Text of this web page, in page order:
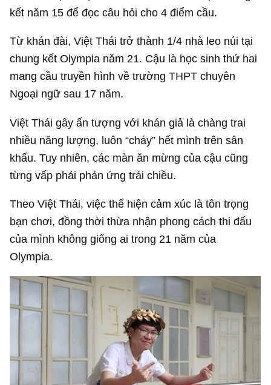
kết năm 15 để đọc câu hỏi cho 4 điểm cầu.
Từ khán đài, Việt Thái trở thành 1/4 nhà leo núi tại
chung kết Olympia năm 21. Cậu là học sinh thứ hai
mang cầu truyền hình về trường THPT chuyên
Ngoại ngữ sau 17 năm.
Việt Thái gây ấn tượng với khán giả là chàng trai
nhiều năng lượng, luôn “cháy” hết mình trên sân
khấu. Tuy nhiên, các màn ăn mừng của cậu cũng
từng vấp phải phản ứng trái chiều.
Theo Việt Thái, việc thể hiện cảm xúc là tôn trọng
bạn chơi, đồng thời thừa nhận phong cách thi đấu
của mình không giống ai trong 21 năm của
Olympia.